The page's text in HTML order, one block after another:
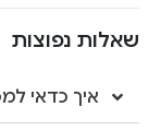
שאלות נפוצות
איך כדאי